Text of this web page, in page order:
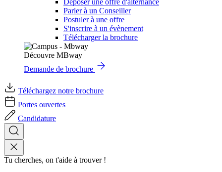
Déposer une offre d'alternance
Parler à un Conseiller
Postuler à une offre
S'inscrire à un évènement
Télécharger la brochure
Découvre MBway
Demande de brochure
Téléchargez notre brochure
Portes ouvertes
Candidature
Tu cherches, on t'aide à trouver !